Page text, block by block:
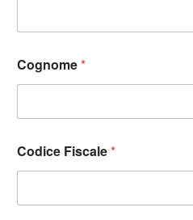
Cognome*
Codice Fiscale*